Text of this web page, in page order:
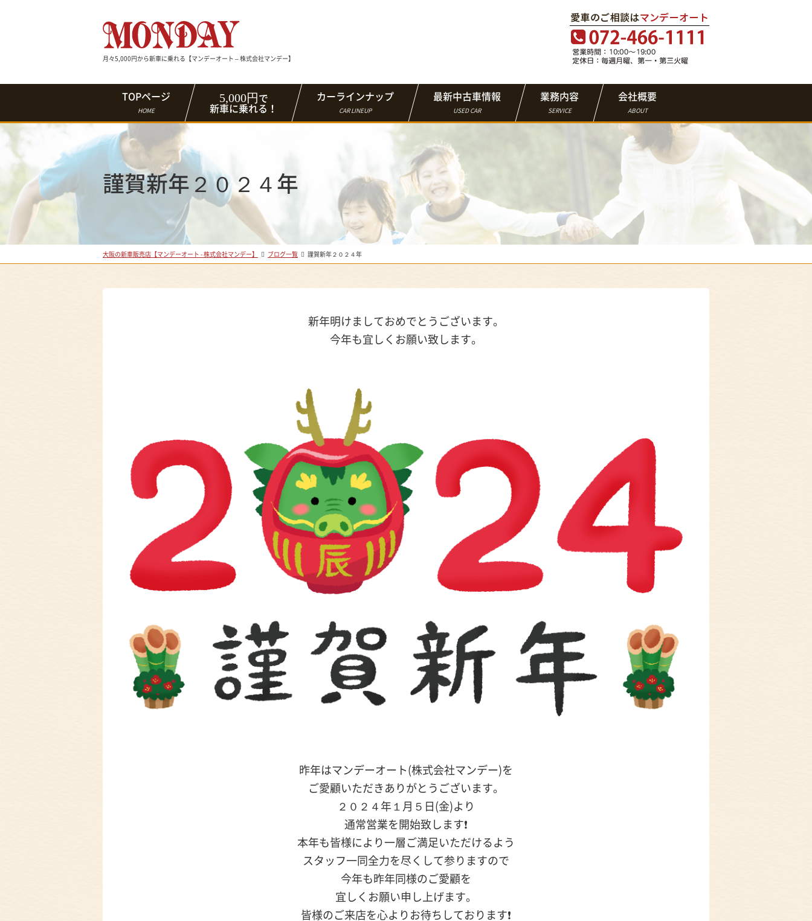
月々5,000円から新車に乗れる【マンデーオート – 株式会社マンデー】
TOPページ
HOME
5,000円 で
新車に乗れる！
カーラインナップ
CAR LINEUP
最新中古車情報
USED CAR
業務内容
SERVICE
会社概要
ABOUT
謹賀新年２０２４年
大阪の新車販売店【マンデーオート - 株式会社マンデー】 ブログ一覧 謹賀新年２０２４年
新年明けましておめでとうございます。
今年も宜しくお願い致します。
昨年はマンデーオート(株式会社マンデー)を
ご愛顧いただきありがとうございます。
２０２４年１月５日(金)より
通常営業を開始致します❗
本年も皆様により一層ご満足いただけるよう
スタッフ一同全力を尽くして参りますので
今年も昨年同様のご愛顧を
宜しくお願い申し上げます。
皆様のご来店を心よりお待ちしております❗